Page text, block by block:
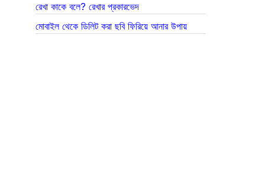
রেখা কাকে বলে? রেখার প্রকারভেদ
মোবাইল থেকে ডিলিট করা ছবি ফিরিয়ে আনার উপায়